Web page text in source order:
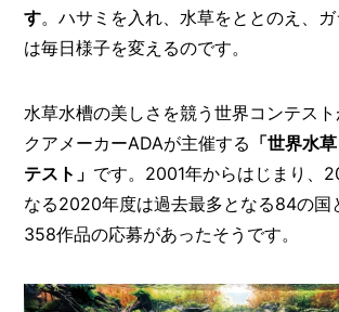
す。ハサミを入れ、水草をととのえ、
は毎日様子を変えるのです。
水草水槽の美しさを競う世界コンテス
クアメーカーADAが主催する 「世界水
テスト」 です。2001年からはじまり、
なる2020年度は過去最多となる84の国
358作品の応募があったそうです。